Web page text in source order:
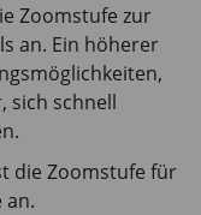
Zoomstufe zur
an. Ein höherer
sich schnell
die Zoomstufe für
an.